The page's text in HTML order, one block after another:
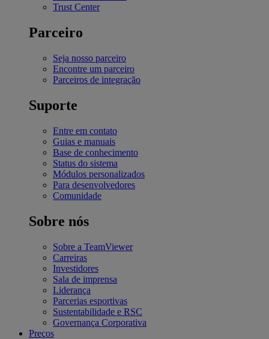
Trust Center
Parceiro
Seja nosso parceiro
Encontre um parceiro
Parceiros de integração
Suporte
Entre em contato
Guias e manuais
Base de conhecimento
Status do sistema
Módulos personalizados
Para desenvolvedores
Comunidade
Sobre nós
Sobre a TeamViewer
Carreiras
Investidores
Sala de imprensa
Liderança
Parcerias esportivas
Sustentabilidade e RSC
Governança Corporativa
Preços